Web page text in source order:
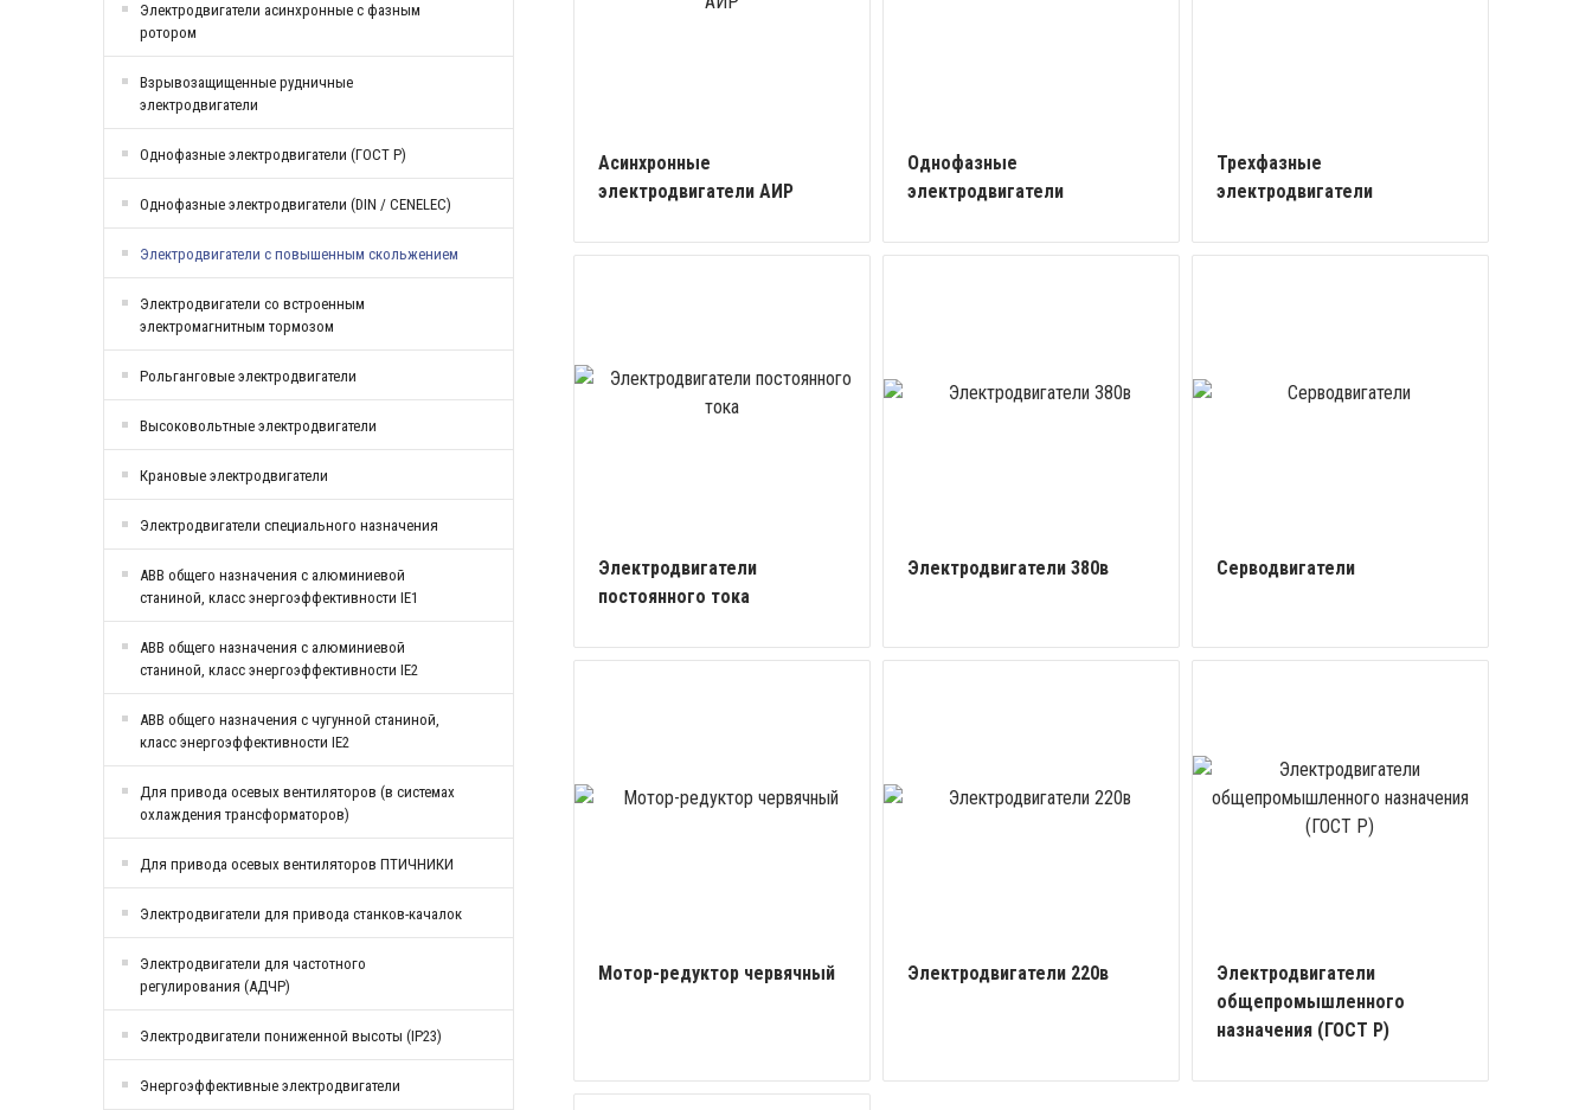
Асинхронные
электродвигатели АИР
Однофазные
электродвигатели
Трехфазные
электродвигатели
Электродвигатели
постоянного тока
Электродвигатели 380в Серводвигатели
Мотор-редуктор червячный Электродвигатели 220в
Электродвигатели
общепромышленного
назначения (ГОСТ Р)
Электродвигатели асинхронные с фазным
ротором
Взрывозащищенные рудничные
электродвигатели
Однофазные электродвигатели (ГОСТ Р)
Однофазные электродвигатели (DIN / CENELEC)
Электродвигатели с повышенным скольжением
Электродвигатели со встроенным
электромагнитным тормозом
Рольганговые электродвигатели
Высоковольтные электродвигатели
Крановые электродвигатели
Электродвигатели специального назначения
АВВ общего назначения с алюминиевой
станиной, класс энергоэффективности IE1
АВВ общего назначения с алюминиевой
станиной, класс энергоэффективности IE2
АВВ общего назначения с чугунной станиной,
класс энергоэффективности IE2
Для привода осевых вентиляторов (в системах
охлаждения трансформаторов)
Для привода осевых вентиляторов ПТИЧНИКИ
Электродвигатели для привода станков-качалок
Электродвигатели для частотного
регулирования (АДЧР)
Электродвигатели пониженной высоты (IP23)
Энергоэффективные электродвигатели